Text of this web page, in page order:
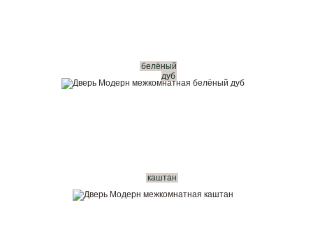
белёный
дуб
каштан